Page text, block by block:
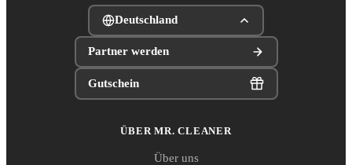
Deutschland
Partner werden
Gutschein
ÜBER MR. CLEANER
Über uns